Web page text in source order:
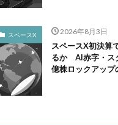
スペースX 2026年8月3日
スペースX初決算
るか AI赤字・ス
億株ロックアップ